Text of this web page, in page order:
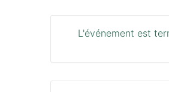
L'événement est